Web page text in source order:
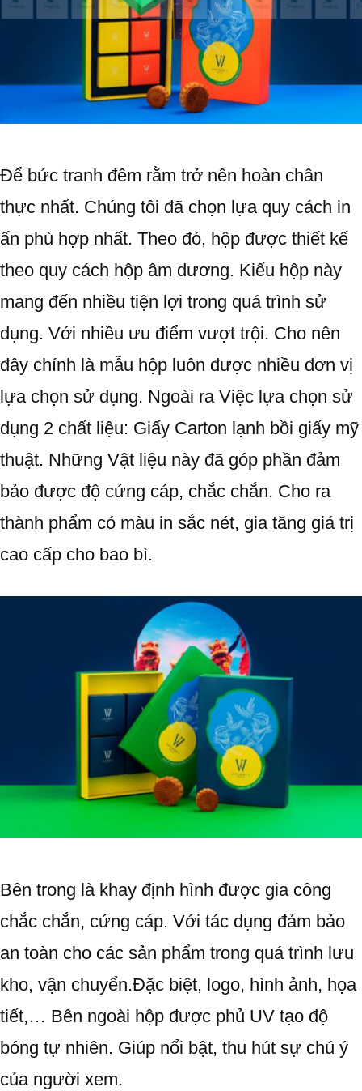
Để bức tranh đêm rằm trở nên hoàn chân
thực nhất. Chúng tôi đã chọn lựa quy cách in
ấn phù hợp nhất. Theo đó, hộp được thiết kế
theo quy cách hộp âm dương. Kiểu hộp này
mang đến nhiều tiện lợi trong quá trình sử
dụng. Với nhiều ưu điểm vượt trội. Cho nên
đây chính là mẫu hộp luôn được nhiều đơn vị
lựa chọn sử dụng. Ngoài ra Việc lựa chọn sử
dụng 2 chất liệu: Giấy Carton lạnh bồi giấy mỹ
thuật. Những Vật liệu này đã góp phần đảm
bảo được độ cứng cáp, chắc chắn. Cho ra
thành phẩm có màu in sắc nét, gia tăng giá trị
cao cấp cho bao bì.
Bên trong là khay định hình được gia công
chắc chắn, cứng cáp. Với tác dụng đảm bảo
an toàn cho các sản phẩm trong quá trình lưu
kho, vận chuyển.Đặc biệt, logo, hình ảnh, họa
tiết,… Bên ngoài hộp được phủ UV tạo độ
bóng tự nhiên. Giúp nổi bật, thu hút sự chú ý
của người xem.